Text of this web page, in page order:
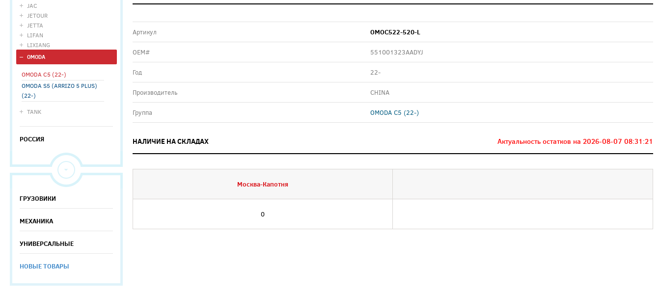
JAC
JETOUR
JETTA
LIFAN
LIXIANG
OMODA
OMODA C5 (22-)
OMODA S5 (ARRIZO 5 PLUS)
(22-)
TANK
РОССИЯ
ГРУЗОВИКИ
МЕХАНИКА
УНИВЕРСАЛЬНЫЕ
НОВЫЕ ТОВАРЫ
Артикул OMOC522-520-L
ОЕМ# 551001323AADYJ
Год 22-
Производитель CHINA
Группа OMODA C5 (22-)
НАЛИЧИЕ НА СКЛАДАХ Актуальность остатков на 2026-08-07 08:31:21
Москва-Капотня
0